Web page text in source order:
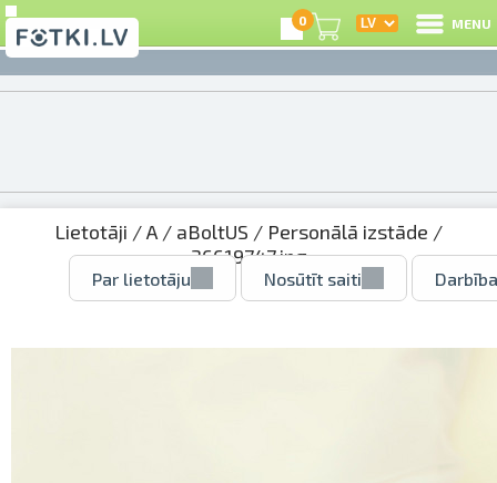
0 MENU
Lietotāji /A / aBoltUS / Personālā izstāde /
36619747.jpg
Par lietotāju Nosūtīt saiti